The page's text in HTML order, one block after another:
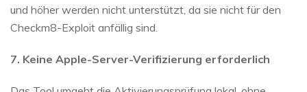
und höher werden nicht unterstützt, da sie nicht für den
Checkm8-Exploit anfällig sind.
7. Keine Apple-Server-Verifizierung erforderlich